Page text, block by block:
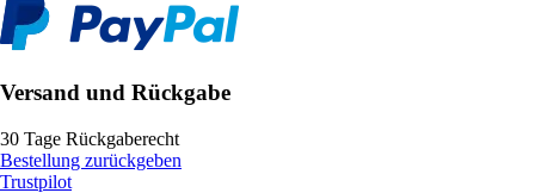
Versand und Rückgabe
30 Tage Rückgaberecht
Bestellung zurückgeben
Trustpilot